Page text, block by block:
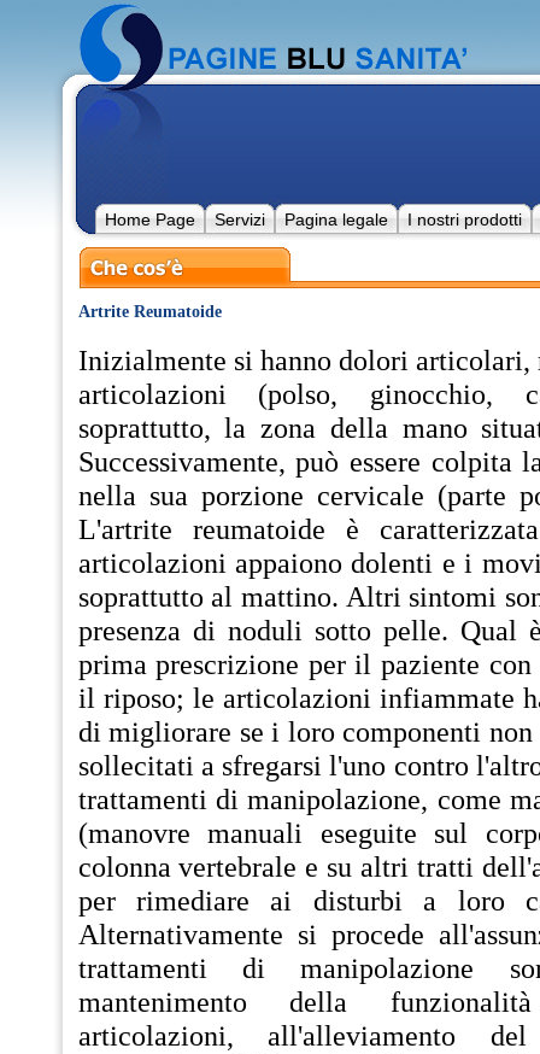
Home Page Servizi Pagina legale I nostri prodotti
Artrite Reumatoide
Inizialmente si hanno dolori articolari,
articolazioni (polso, ginocchio,
soprattutto, la zona della mano
Successivamente, può essere colpita
nella sua porzione cervicale (parte
L'artrite reumatoide è
articolazioni appaiono dolenti e i
soprattutto al mattino. Altri sintomi
presenza di noduli sotto pelle. Qual
prima prescrizione per il paziente
il riposo; le articolazioni infiammate
di migliorare se i loro componenti non
sollecitati a sfregarsi l'uno contro
trattamenti di manipolazione, come
(manovre manuali eseguite sul
colonna vertebrale e su altri tratti
per rimediare ai disturbi a loro
Alternativamente si procede
trattamenti di manipolazione
mantenimento della
articolazioni, all'alleviamento